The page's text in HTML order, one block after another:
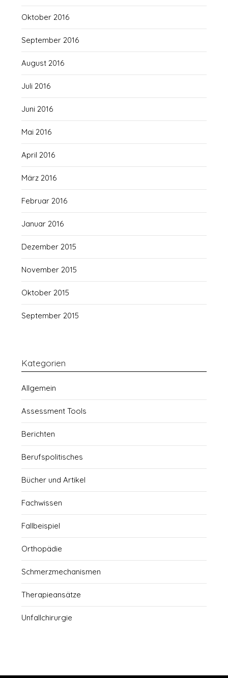
Oktober 2016
September 2016
August 2016
Juli 2016
Juni 2016
Mai 2016
April 2016
März 2016
Februar 2016
Januar 2016
Dezember 2015
November 2015
Oktober 2015
September 2015
Kategorien
Allgemein
Assessment Tools
Berichten
Berufspolitisches
Bücher und Artikel
Fachwissen
Fallbeispiel
Orthopädie
Schmerzmechanismen
Therapieansätze
Unfallchirurgie